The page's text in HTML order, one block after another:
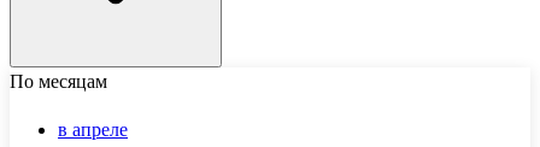
По месяцам
в апреле